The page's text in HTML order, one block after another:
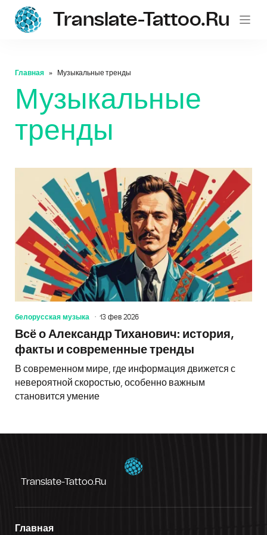
Translate-Tattoo.ru
Главная Музыкальные тренды
Музыкальные
тренды
белорусская музыка 13 фев 2026
Всё о Александр Тиханович: история,
факты и современные тренды
В современном мире, где информация движется с
невероятной скоростью, особенно важным
становится умение
Translate-Tattoo.ru
Главная